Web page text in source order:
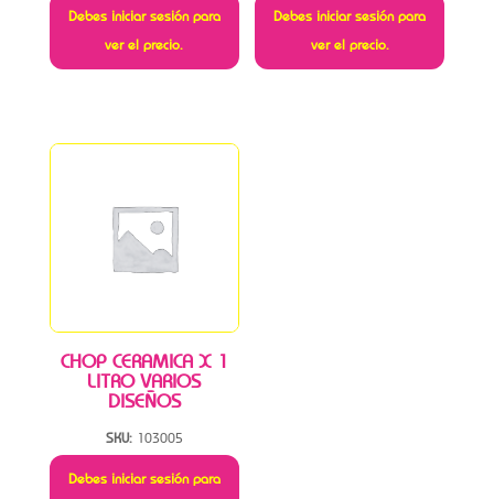
Debes iniciar sesión para
ver el precio.
Debes iniciar sesión para
ver el precio.
CHOP CERAMICA X 1
LITRO VARIOS
DISEÑOS
SKU: 103005
Debes iniciar sesión para